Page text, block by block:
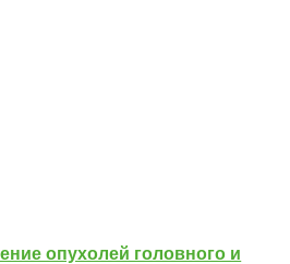
опухолей головного и